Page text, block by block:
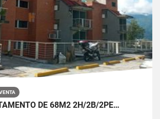
DE 68M2 2H/2B/2PE…